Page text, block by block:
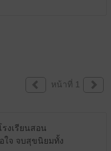
หน้าที่ 1
งเรียนสอน
ใจ จบสุขนิยมทั้ง